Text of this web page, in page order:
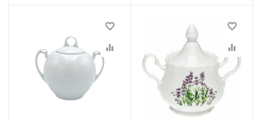
favorite_border
equalizer
favorite_border
equalizer